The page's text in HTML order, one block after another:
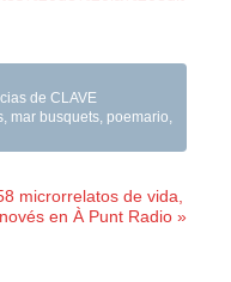
de CLAVE
mar busquets poemario
microrrelatos de vida,
en À Punt Radio »